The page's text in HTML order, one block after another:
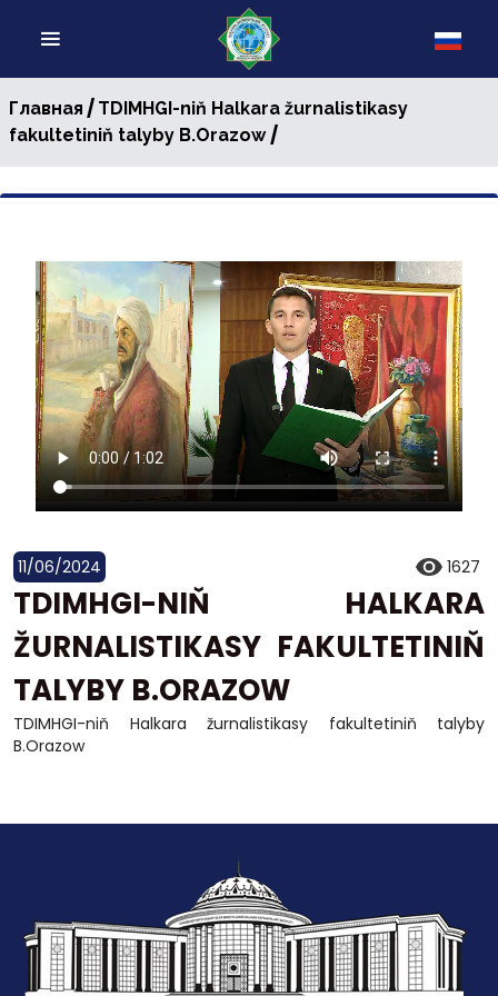
Главная / TDIMHGI-niň Halkara žurnalistikasy
fakultetiniň talyby B.Orazow/
11/06/2024 1627
TDIMHGI-NIŇ HALKARA
ŽURNALISTIKASY FAKULTETINIŇ
TALYBY B.ORAZOW
TDIMHGI-niň Halkara žurnalistikasy fakultetiniň talyby
B.Orazow